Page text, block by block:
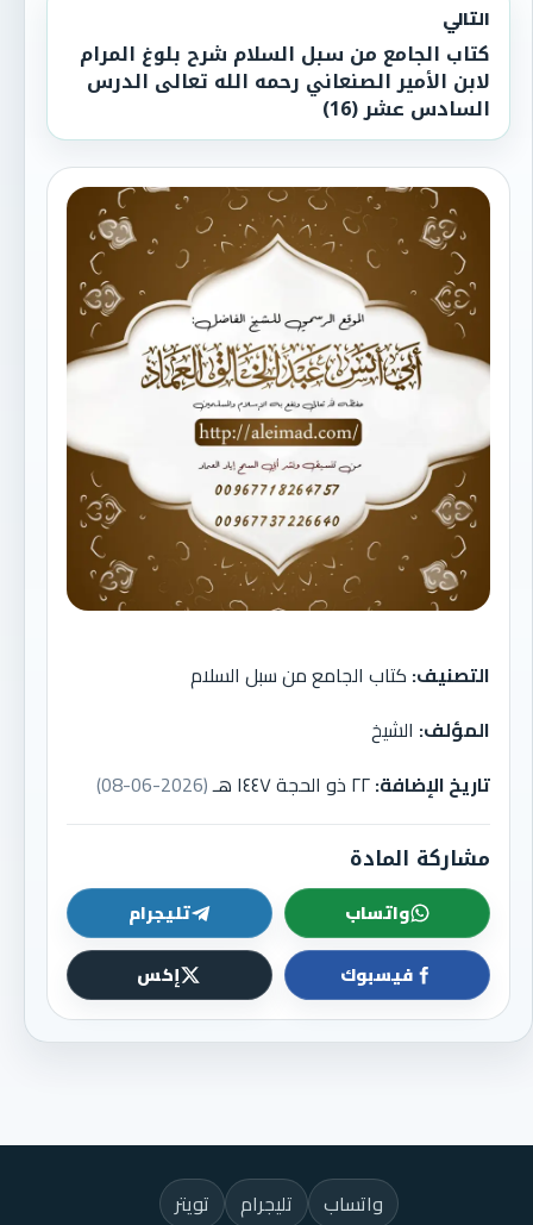
التالي
كتاب الجامع من سبل السلام شرح بلوغ المرام
لابن الأمير الصنعاني رحمه الله تعالى الدرس
السادس عشر (16)
التصنيف: كتاب الجامع من سبل السلام
المؤلف: الشيخ
تاريخ الإضافة:
(2026-06-08)
مشاركة المادة
واتساب
تليجرام
فيسبوك
إكس
واتساب تليجرام تويتر